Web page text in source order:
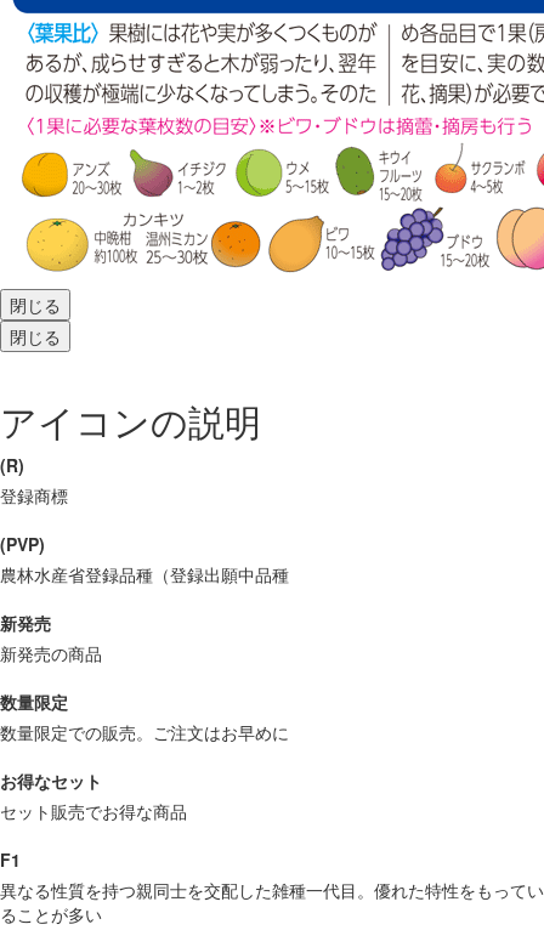
閉じる
閉じる
アイコンの説明
(R)
登録商標
(PVP)
農林水産省登録品種（登録出願中品種
新発売
新発売の商品
数量限定
数量限定での販売。ご注文はお早めに
お得なセット
セット販売でお得な商品
F1
異なる性質を持つ親同士を交配した雑種一代目。優れた特性をもってい
ることが多い